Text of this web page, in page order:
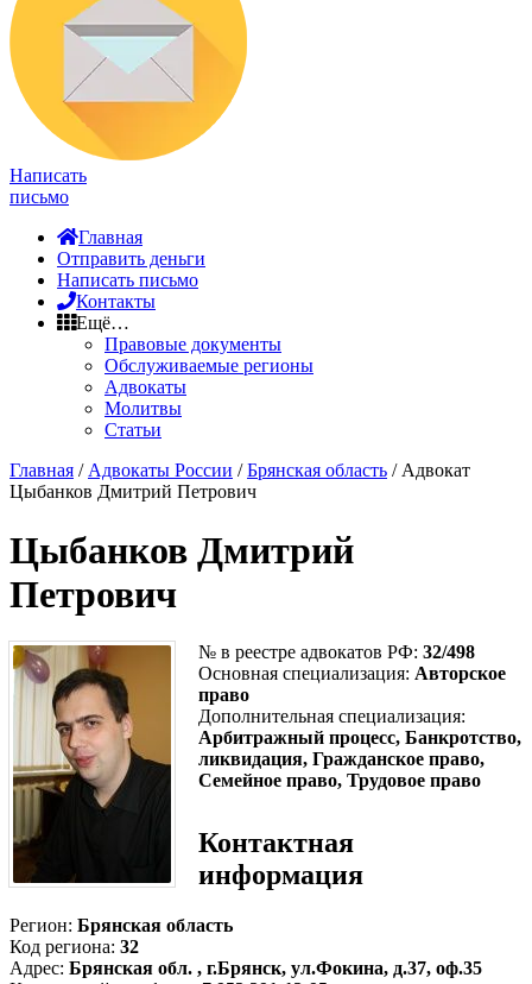
Написать
письмо
Главная
Отправить деньги
Написать письмо
Контакты
Ещё…
Правовые документы
Обслуживаемые регионы
Адвокаты
Молитвы
Статьи
Главная / Адвокаты России /Брянская область / Адвокат
Цыбанков Дмитрий Петрович
Цыбанков Дмитрий
Петрович
№ в реестре адвокатов РФ: 32/498
Основная специализация: Авторское
право
Дополнительная специализация:
Арбитражный процесс, Банкротство,
ликвидация, Гражданское право,
Семейное право, Трудовое право
Контактная
информация
Регион: Брянская область
Код региона: 32
Адрес: Брянская обл. , г.Брянск, ул.Фокина, д.37, оф.35